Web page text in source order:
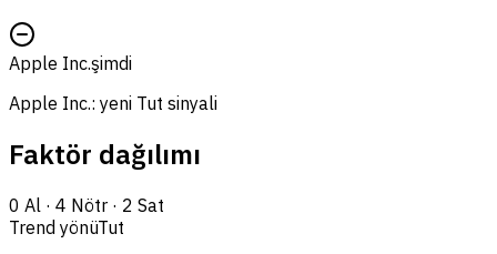
Apple Inc.şimdi
Apple Inc.: yeni Tut sinyali
Faktör dağılımı
0 Al · 4 Nötr · 2 Sat
Trend yönüTut